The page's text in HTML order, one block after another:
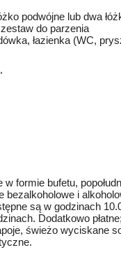
podwójne lub dwa
do parzenia
łazienka (WC,
formie bufetu,
bezalkoholowe i
są w godzinach
Dodatkowo
świeżo wyciskane